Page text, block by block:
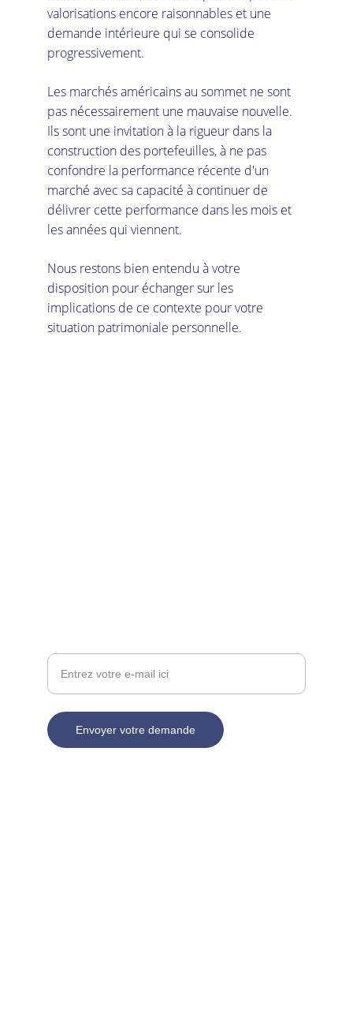
valorisations encore raisonnables et une
demande intérieure qui se consolide
progressivement.
Les marchés américains au sommet ne sont
pas nécessairement une mauvaise nouvelle.
Ils sont une invitation à la rigueur dans la
construction des portefeuilles, à ne pas
confondre la performance récente d'un
marché avec sa capacité à continuer de
délivrer cette performance dans les mois et
les années qui viennent.
Nous restons bien entendu à votre
disposition pour échanger sur les
implications de ce contexte pour votre
situation patrimoniale personnelle.
Envoyer votre demande